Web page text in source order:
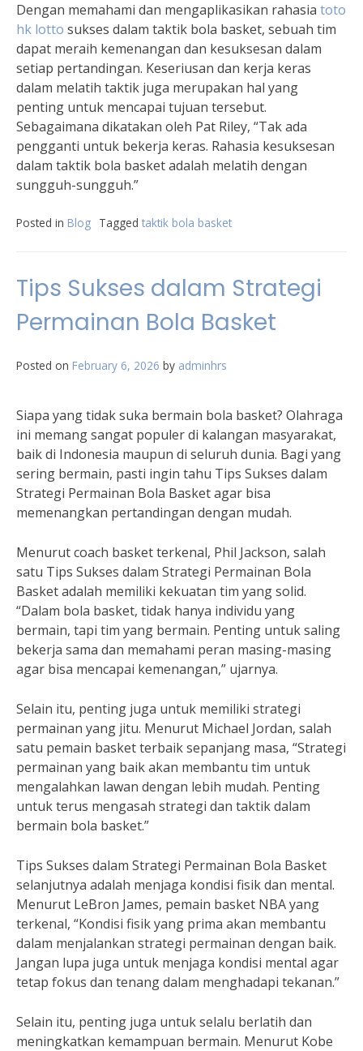
Dengan memahami dan mengaplikasikan rahasia toto
hk lotto sukses dalam taktik bola basket, sebuah tim
dapat meraih kemenangan dan kesuksesan dalam
setiap pertandingan. Keseriusan dan kerja keras
dalam melatih taktik juga merupakan hal yang
penting untuk mencapai tujuan tersebut.
Sebagaimana dikatakan oleh Pat Riley, “Tak ada
pengganti untuk bekerja keras. Rahasia kesuksesan
dalam taktik bola basket adalah melatih dengan
sungguh-sungguh.”
Posted in Blog Tagged taktik bola basket
Tips Sukses dalam Strategi
Permainan Bola Basket
Posted on February 6, 2026 by adminhrs
Siapa yang tidak suka bermain bola basket? Olahraga
ini memang sangat populer di kalangan masyarakat,
baik di Indonesia maupun di seluruh dunia. Bagi yang
sering bermain, pasti ingin tahu Tips Sukses dalam
Strategi Permainan Bola Basket agar bisa
memenangkan pertandingan dengan mudah.
Menurut coach basket terkenal, Phil Jackson, salah
satu Tips Sukses dalam Strategi Permainan Bola
Basket adalah memiliki kekuatan tim yang solid.
“Dalam bola basket, tidak hanya individu yang
bermain, tapi tim yang bermain. Penting untuk saling
bekerja sama dan memahami peran masing-masing
agar bisa mencapai kemenangan,” ujarnya.
Selain itu, penting juga untuk memiliki strategi
permainan yang jitu. Menurut Michael Jordan, salah
satu pemain basket terbaik sepanjang masa, “Strategi
permainan yang baik akan membantu tim untuk
mengalahkan lawan dengan lebih mudah. Penting
untuk terus mengasah strategi dan taktik dalam
bermain bola basket.”
Tips Sukses dalam Strategi Permainan Bola Basket
selanjutnya adalah menjaga kondisi fisik dan mental.
Menurut LeBron James, pemain basket NBA yang
terkenal, “Kondisi fisik yang prima akan membantu
dalam menjalankan strategi permainan dengan baik.
Jangan lupa juga untuk menjaga kondisi mental agar
tetap fokus dan tenang dalam menghadapi tekanan.”
Selain itu, penting juga untuk selalu berlatih dan
meningkatkan kemampuan bermain. Menurut Kobe